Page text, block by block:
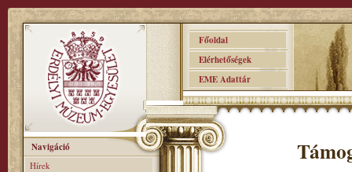
Főoldal
Elérhetőségek
EME Adattár
Navigáció
Hírek